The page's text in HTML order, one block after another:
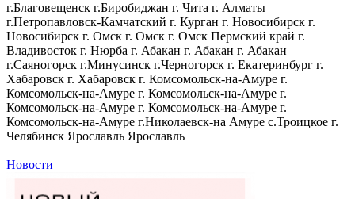
г.Благовещенск г.Биробиджан г. Чита г. Алматы
г.Петропавловск-Камчатский г. Курган г. Новосибирск г.
Новосибирск г. Омск г. Омск г. Омск Пермский край г.
Владивосток г. Нюрба г. Абакан г. Абакан г. Абакан
г.Саяногорск г.Минусинск г.Черногорск г. Екатеринбург г.
Хабаровск г. Хабаровск г. Комсомольск-на-Амуре г.
Комсомольск-на-Амуре г. Комсомольск-на-Амуре г.
Комсомольск-на-Амуре г. Комсомольск-на-Амуре г.
Комсомольск-на-Амуре г.Николаевск-на Амуре с.Троицкое г.
Челябинск Ярославль Ярославль
Новости